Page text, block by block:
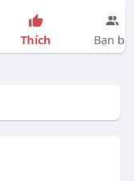
Thích Bạn bè